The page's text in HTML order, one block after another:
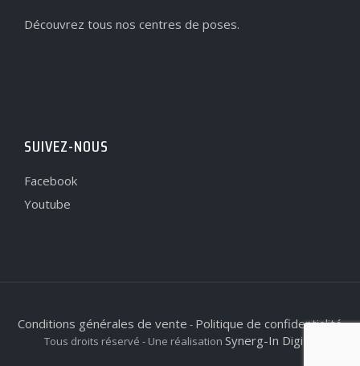
Découvrez tous nos centres de poses.
SUIVEZ-NOUS
Facebook
Youtube
Conditions générales de vente - Politique de confidentialité
Tous droits réservé - Une réalisation Synerg-In Digital